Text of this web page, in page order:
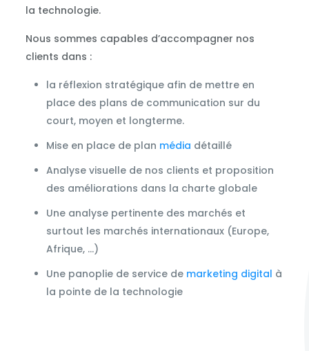
la technologie.
Nous sommes capables d’accompagner nos
clients dans :
la réflexion stratégique afin de mettre en
place des plans de communication sur du
court, moyen et longterme.
Mise en place de plan média détaillé
Analyse visuelle de nos clients et proposition
des améliorations dans la charte globale
Une analyse pertinente des marchés et
surtout les marchés internationaux (Europe,
Afrique, …)
Une panoplie de service de marketing digital à
la pointe de la technologie